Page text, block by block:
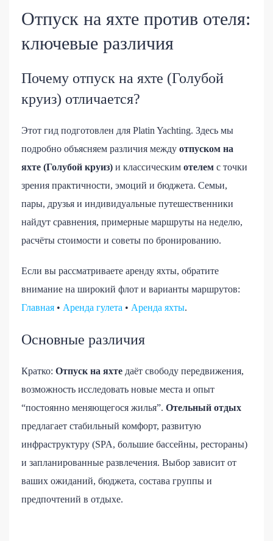
Отпуск на яхте против отеля:
ключевые различия
Почему отпуск на яхте (Голубой
круиз) отличается?
Этот гид подготовлен для Platin Yachting. Здесь мы
подробно объясняем различия между отпуском на
яхте (Голубой круиз) и классическим отелем с точки
зрения практичности, эмоций и бюджета. Семьи,
пары, друзья и индивидуальные путешественники
найдут сравнения, примерные маршруты на неделю,
расчёты стоимости и советы по бронированию.
Если вы рассматриваете аренду яхты, обратите
внимание на широкий флот и варианты маршрутов:
Главная • Аренда гулета • Аренда яхты.
Основные различия
Кратко: Отпуск на яхте даёт свободу передвижения,
возможность исследовать новые места и опыт
“постоянно меняющегося жилья”. Отельный отдых
предлагает стабильный комфорт, развитую
инфраструктуру (SPA, большие бассейны, рестораны)
и запланированные развлечения. Выбор зависит от
ваших ожиданий, бюджета, состава группы и
предпочтений в отдыхе.